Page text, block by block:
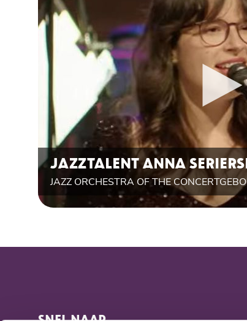
JAZZTALENT ANNA
JAZZ ORCHESTRA OF THE